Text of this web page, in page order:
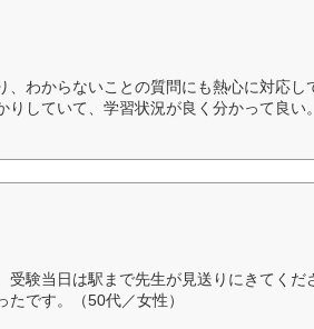
、わからないことの質問にも熱心に対応し
りしていて、学習状況が良く分かって良い
受験当日は駅まで先生が見送りにきてくだ
です。（50代／女性）